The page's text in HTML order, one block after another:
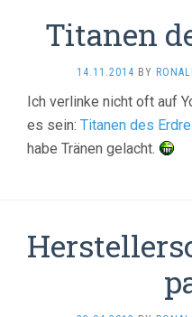
Titanen
14.11.2014 BY
Ich verlinke nicht oft auf
es sein: Titanen des
habe Tränen gelacht.